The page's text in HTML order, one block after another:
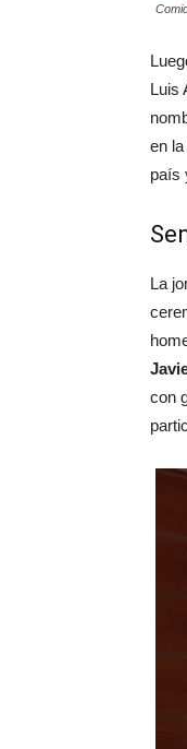
Luis
en
país
La
con